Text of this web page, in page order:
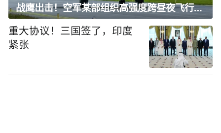
战鹰出击！空军某部组织高强度跨昼夜飞行训练
重大协议！三国签了，印度
紧张